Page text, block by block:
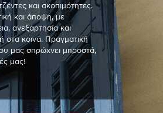
και σκοπιμότητες.
και άποψη, με
ανεξαρτησία και
στα κοινά. Πραγματική
μας σπρώχνει μπροστά,
μας!